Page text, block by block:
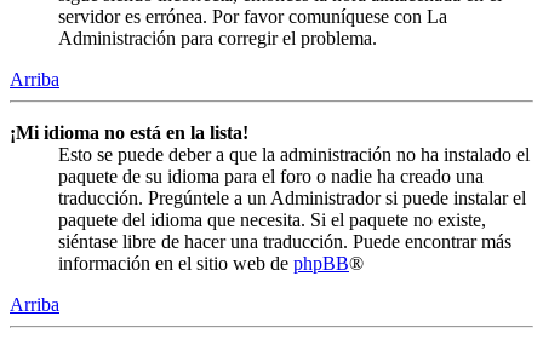
servidor es errónea. Por favor comuníquese con La
Administración para corregir el problema.
Arriba
¡Mi idioma no está en la lista!
Esto se puede deber a que la administración no ha instalado el
paquete de su idioma para el foro o nadie ha creado una
traducción. Pregúntele a un Administrador si puede instalar el
paquete del idioma que necesita. Si el paquete no existe,
siéntase libre de hacer una traducción. Puede encontrar más
información en el sitio web de phpBB®
Arriba